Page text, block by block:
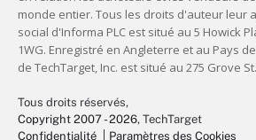
Tous droits réservés,
Copyright 2007 - 2026, TechTarget
Confidentialité
Paramètres des Cookies